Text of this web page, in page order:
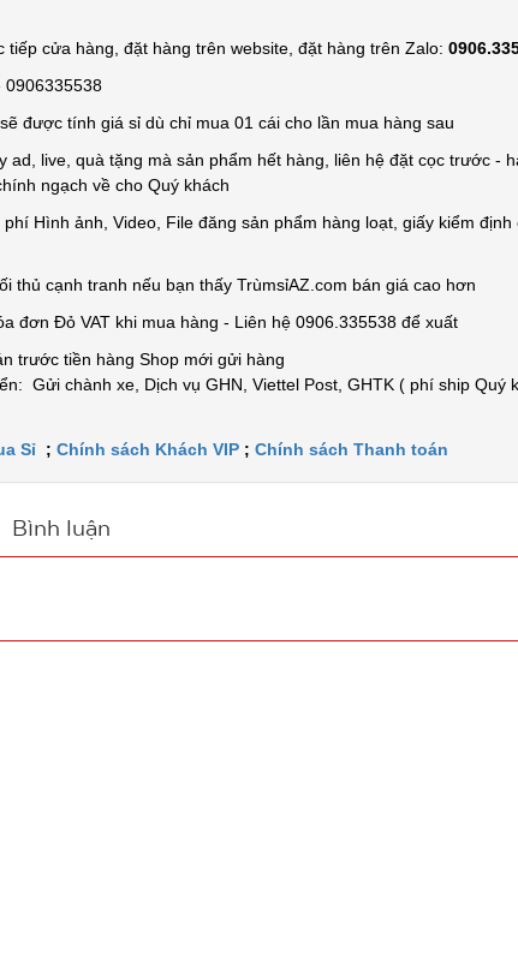
tiếp cửa hàng, đặt hàng trên website, đặt hàng trên Zalo:
0906335538
được tính giá sỉ dù chỉ mua 01 cái cho lần mua hàng sau
ad, live, quà tặng mà sản phẩm hết hàng, liên hệ đặt cọc trước -
ngạch về cho Quý khách
Hình ảnh, Video, File đăng sản phẩm hàng loạt, giấy kiểm
thủ cạnh tranh nếu bạn thấy TrùmsỉAZ.com bán giá cao hơn
đơn Đỏ VAT khi mua hàng - Liên hệ 0906.335538 để xuất
trước tiền hàng Shop mới gửi hàng
Gửi chành xe, Dịch vụ GHN, Viettel Post, GHTK ( phí ship Quý
Sỉ ; Chính sách Khách VIP ; Chính sách Thanh toán
Bình luận